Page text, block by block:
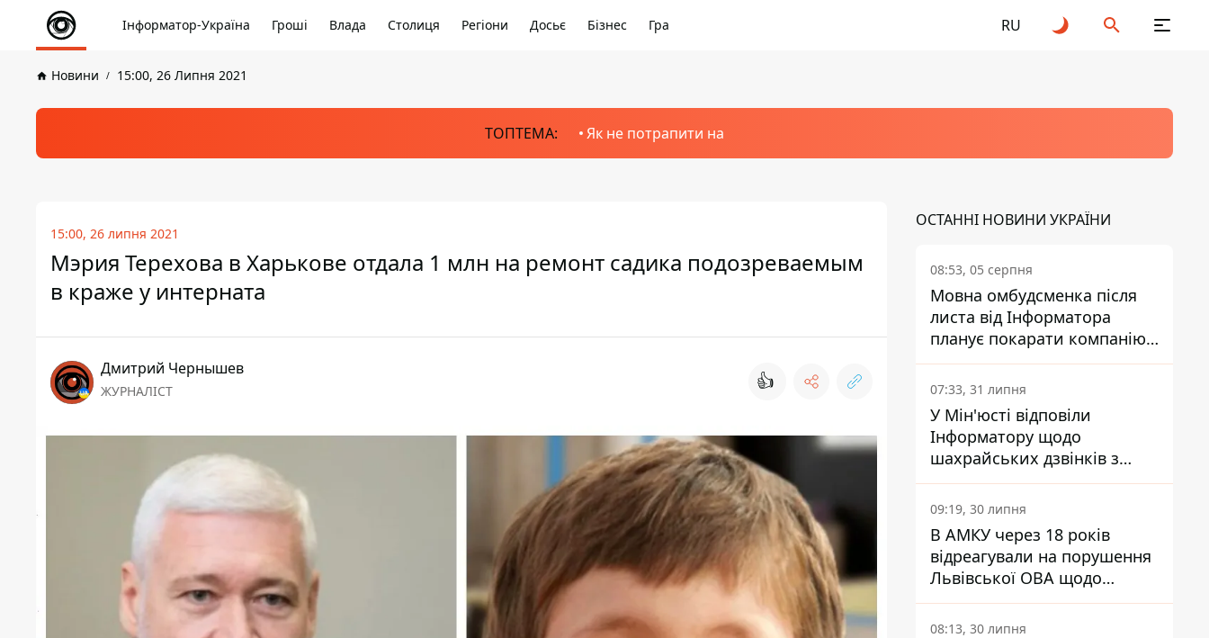
Інформатор-Україна Гроші Влада Столиця Регіони Досьє Бізнес Гра RU
Новини 15:00, 26 Липня 2021
ТОПТЕМА: Як не потрапити на
15:00, 26 липня 2021
Мэрия Терехова в Харькове отдала 1 млн на ремонт садика подозреваемым
в краже у интерната
Дмитрий Чернышев
ЖУРНАЛІСТ 👍
ОСТАННІ НОВИНИ УКРАЇНИ
08:53, 05 серпня
Мовна омбудсменка після
листа від Інформатора
планує покарати компанію-
підрядника ПриватБанку
07:33, 31 липня
У Мін'юсті відповіли
Інформатору щодо
шахрайських дзвінків з
камери Сумського СІЗО так,
що ніхто нічого не зрозумів
09:19, 30 липня
В АМКУ через 18 років
відреагували на порушення
Львівської ОВА щодо
харчування у закладах
освіти
08:13, 30 липня